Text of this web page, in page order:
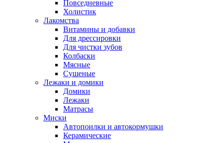
Повседневные
Холистик
Лакомства
Витамины и добавки
Для дрессировки
Для чистки зубов
Колбаски
Мясные
Сушеные
Лежаки и домики
Домики
Лежаки
Матрасы
Миски
Автопоилки и автокормушки
Керамические